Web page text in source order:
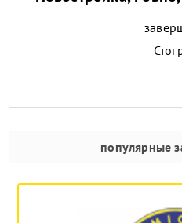
популярные